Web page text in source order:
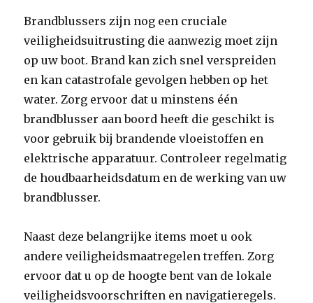
Brandblussers zijn nog een cruciale
veiligheidsuitrusting die aanwezig moet zijn
op uw boot. Brand kan zich snel verspreiden
en kan catastrofale gevolgen hebben op het
water. Zorg ervoor dat u minstens één
brandblusser aan boord heeft die geschikt is
voor gebruik bij brandende vloeistoffen en
elektrische apparatuur. Controleer regelmatig
de houdbaarheidsdatum en de werking van uw
brandblusser.
Naast deze belangrijke items moet u ook
andere veiligheidsmaatregelen treffen. Zorg
ervoor dat u op de hoogte bent van de lokale
veiligheidsvoorschriften en navigatieregels.